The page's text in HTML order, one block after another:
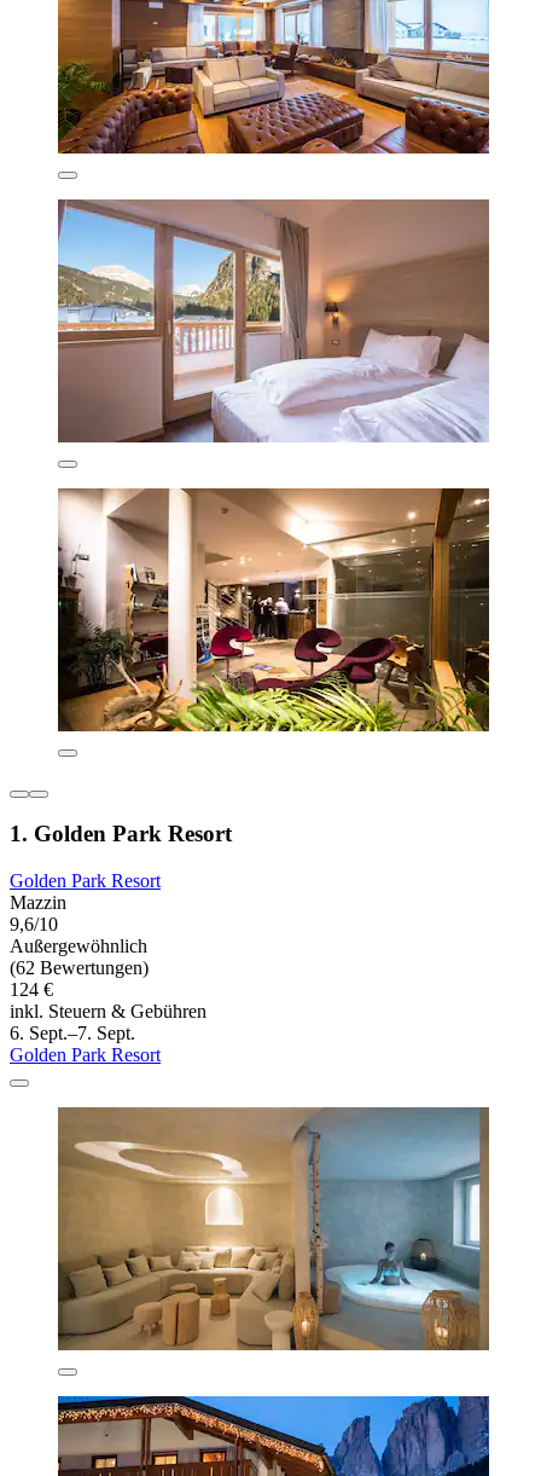
1. Golden Park Resort
Golden Park Resort
Mazzin
9,6/10
Außergewöhnlich
(62 Bewertungen)
124 €
inkl. Steuern & Gebühren
6. Sept.–7. Sept.
Golden Park Resort